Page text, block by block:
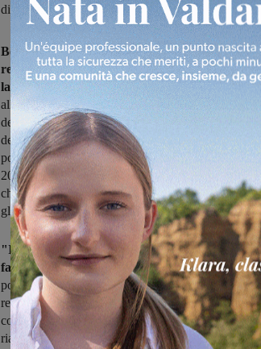
di ricollocamento per gli ormai ex dipendenti
Bekaert rimarrà a disposizione per eventuali
reindustrializzazione del sito di Figline, e per la
lavoratori:lo afferma la stessa multinazionale, in
all'indomani del tavolo con il Mise che si è svolto
della riunione – si legge nella nota – non sono
delle proposte di potenziali investitori (pubblici e
possibili scenari di reindustrializzazione del sito
2020. Anche il piano industriale presentato da
che era stato giudicato sostenibile da Invitalia, non
gli sviluppi attesi per la mancanza di un ulteriore
"Il Ministero ha tuttavia manifestato
fattibilità di nuovi progetti industriali,che nel
potrebbero coinvolgere il sito Bekaert di Figline
resa disponibile, nel rispetto degli accordi già
con le azioni volte a favorire sia la
riassorbimento occupazionale", prosegue la nota